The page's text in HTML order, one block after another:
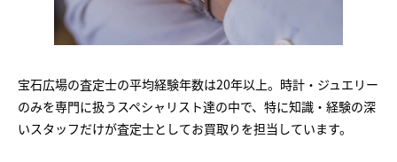
宝石広場の査定士の平均経験年数は20年以上。時計・ジュエリー
のみを専門に扱うスペシャリスト達の中で、特に知識・経験の深
いスタッフだけが査定士としてお買取りを担当しています。